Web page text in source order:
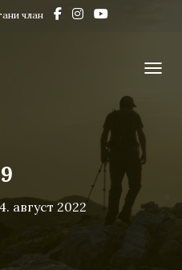
члан
август 2022